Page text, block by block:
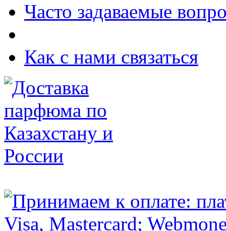
Часто задаваемые
Как с нами связаться